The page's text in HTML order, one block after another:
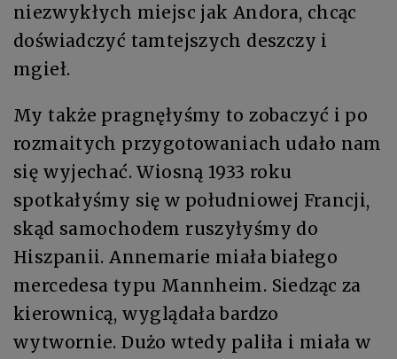
niezwykłych miejsc jak Andora, chcąc
doświadczyć tamtejszych deszczy i
mgieł.
My także pragnęłyśmy to zobaczyć i po
rozmaitych przygotowaniach udało nam
się wyjechać. Wiosną 1933 roku
spotkałyśmy się w południowej Francji,
skąd samochodem ruszyłyśmy do
Hiszpanii. Annemarie miała białego
mercedesa typu Mannheim. Siedząc za
kierownicą, wyglądała bardzo
wytwornie. Dużo wtedy paliła i miała w